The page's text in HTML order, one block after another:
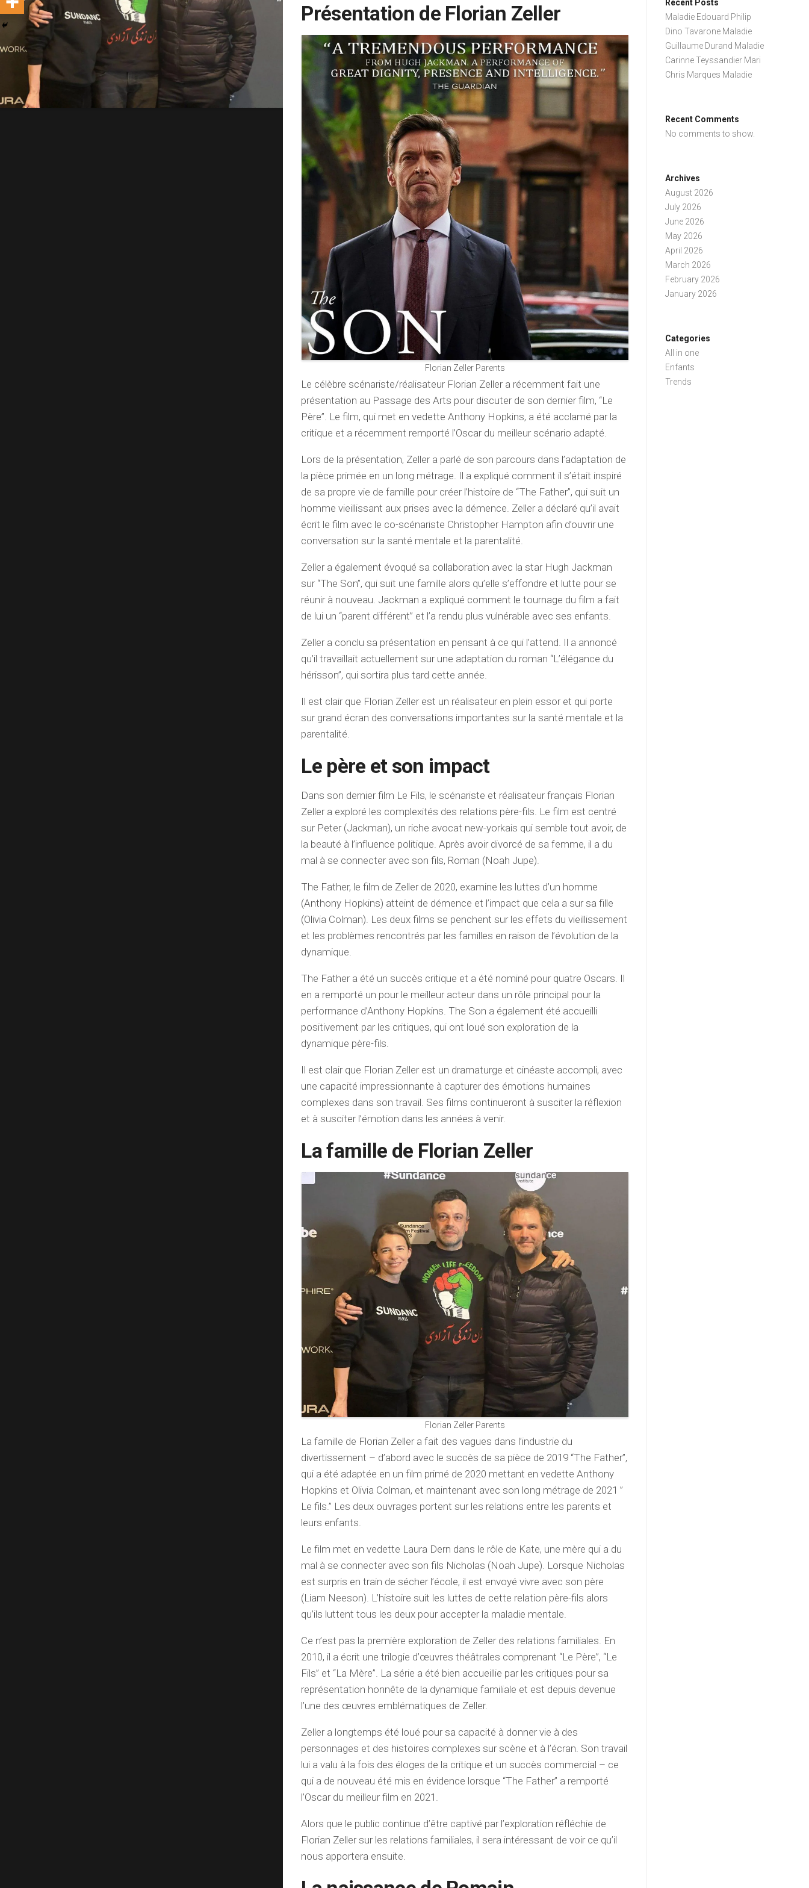
Présentation de Florian Zeller
Florian Zeller Parents
Le célèbre scénariste/réalisateur Florian Zeller a récemment fait une
présentation au Passage des Arts pour discuter de son dernier film, “Le
Père”. Le film, qui met en vedette Anthony Hopkins, a été acclamé par la
critique et a récemment remporté l’Oscar du meilleur scénario adapté.
Lors de la présentation, Zeller a parlé de son parcours dans l’adaptation de
la pièce primée en un long métrage. Il a expliqué comment il s’était inspiré
de sa propre vie de famille pour créer l’histoire de “The Father”, qui suit un
homme vieillissant aux prises avec la démence. Zeller a déclaré qu’il avait
écrit le film avec le co-scénariste Christopher Hampton afin d’ouvrir une
conversation sur la santé mentale et la parentalité.
Zeller a également évoqué sa collaboration avec la star Hugh Jackman
sur “The Son”, qui suit une famille alors qu’elle s’effondre et lutte pour se
réunir à nouveau. Jackman a expliqué comment le tournage du film a fait
de lui un “parent différent” et l’a rendu plus vulnérable avec ses enfants.
Zeller a conclu sa présentation en pensant à ce qui l’attend. Il a annoncé
qu’il travaillait actuellement sur une adaptation du roman “L’élégance du
hérisson”, qui sortira plus tard cette année.
Il est clair que Florian Zeller est un réalisateur en plein essor et qui porte
sur grand écran des conversations importantes sur la santé mentale et la
parentalité.
Le père et son impact
Dans son dernier film Le Fils, le scénariste et réalisateur français Florian
Zeller a exploré les complexités des relations père-fils. Le film est centré
sur Peter (Jackman), un riche avocat new-yorkais qui semble tout avoir, de
la beauté à l’influence politique. Après avoir divorcé de sa femme, il a du
mal à se connecter avec son fils, Roman (Noah Jupe).
The Father, le film de Zeller de 2020, examine les luttes d’un homme
(Anthony Hopkins) atteint de démence et l’impact que cela a sur sa fille
(Olivia Colman). Les deux films se penchent sur les effets du vieillissement
et les problèmes rencontrés par les familles en raison de l’évolution de la
dynamique.
The Father a été un succès critique et a été nominé pour quatre Oscars. Il
en a remporté un pour le meilleur acteur dans un rôle principal pour la
performance d’Anthony Hopkins. The Son a également été accueilli
positivement par les critiques, qui ont loué son exploration de la
dynamique père-fils.
Il est clair que Florian Zeller est un dramaturge et cinéaste accompli, avec
une capacité impressionnante à capturer des émotions humaines
complexes dans son travail. Ses films continueront à susciter la réflexion
et à susciter l’émotion dans les années à venir.
La famille de Florian Zeller
Florian Zeller Parents
La famille de Florian Zeller a fait des vagues dans l’industrie du
divertissement – ​​d’abord avec le succès de sa pièce de 2019 “The Father”,
qui a été adaptée en un film primé de 2020 mettant en vedette Anthony
Hopkins et Olivia Colman, et maintenant avec son long métrage de 2021 ”
Le fils.” Les deux ouvrages portent sur les relations entre les parents et
leurs enfants.
Le film met en vedette Laura Dern dans le rôle de Kate, une mère qui a du
mal à se connecter avec son fils Nicholas (Noah Jupe). Lorsque Nicholas
est surpris en train de sécher l’école, il est envoyé vivre avec son père
(Liam Neeson). L’histoire suit les luttes de cette relation père-fils alors
qu’ils luttent tous les deux pour accepter la maladie mentale.
Ce n’est pas la première exploration de Zeller des relations familiales. En
2010, il a écrit une trilogie d’œuvres théâtrales comprenant “Le Père”, “Le
Fils” et “La Mère”. La série a été bien accueillie par les critiques pour sa
représentation honnête de la dynamique familiale et est depuis devenue
l’une des œuvres emblématiques de Zeller.
Zeller a longtemps été loué pour sa capacité à donner vie à des
personnages et des histoires complexes sur scène et à l’écran. Son travail
lui a valu à la fois des éloges de la critique et un succès commercial – ce
qui a de nouveau été mis en évidence lorsque “The Father” a remporté
l’Oscar du meilleur film en 2021.
Alors que le public continue d’être captivé par l’exploration réfléchie de
Florian Zeller sur les relations familiales, il sera intéressant de voir ce qu’il
nous apportera ensuite.
Recent Posts
Maladie Edouard Philip
Dino Tavarone Maladie
Guillaume Durand Maladie
Carinne Teyssandier Mari
Chris Marques Maladie
Recent Comments
No comments to show.
Archives
August 2026
July 2026
June 2026
May 2026
April 2026
March 2026
February 2026
January 2026
Categories
All in one
Enfants
Trends